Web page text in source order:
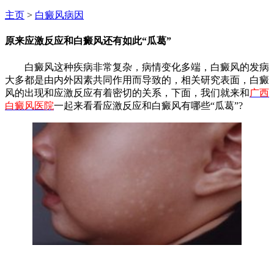
主页 > 白癜风病因
原来应激反应和白癜风还有如此“瓜葛”
白癜风这种疾病非常复杂，病情变化多端，白癜风的发病
大多都是由内外因素共同作用而导致的，相关研究表面，白癜
风的出现和应激反应有着密切的关系，下面，我们就来和广西
白癜风医院一起来看看应激反应和白癜风有哪些“瓜葛”?